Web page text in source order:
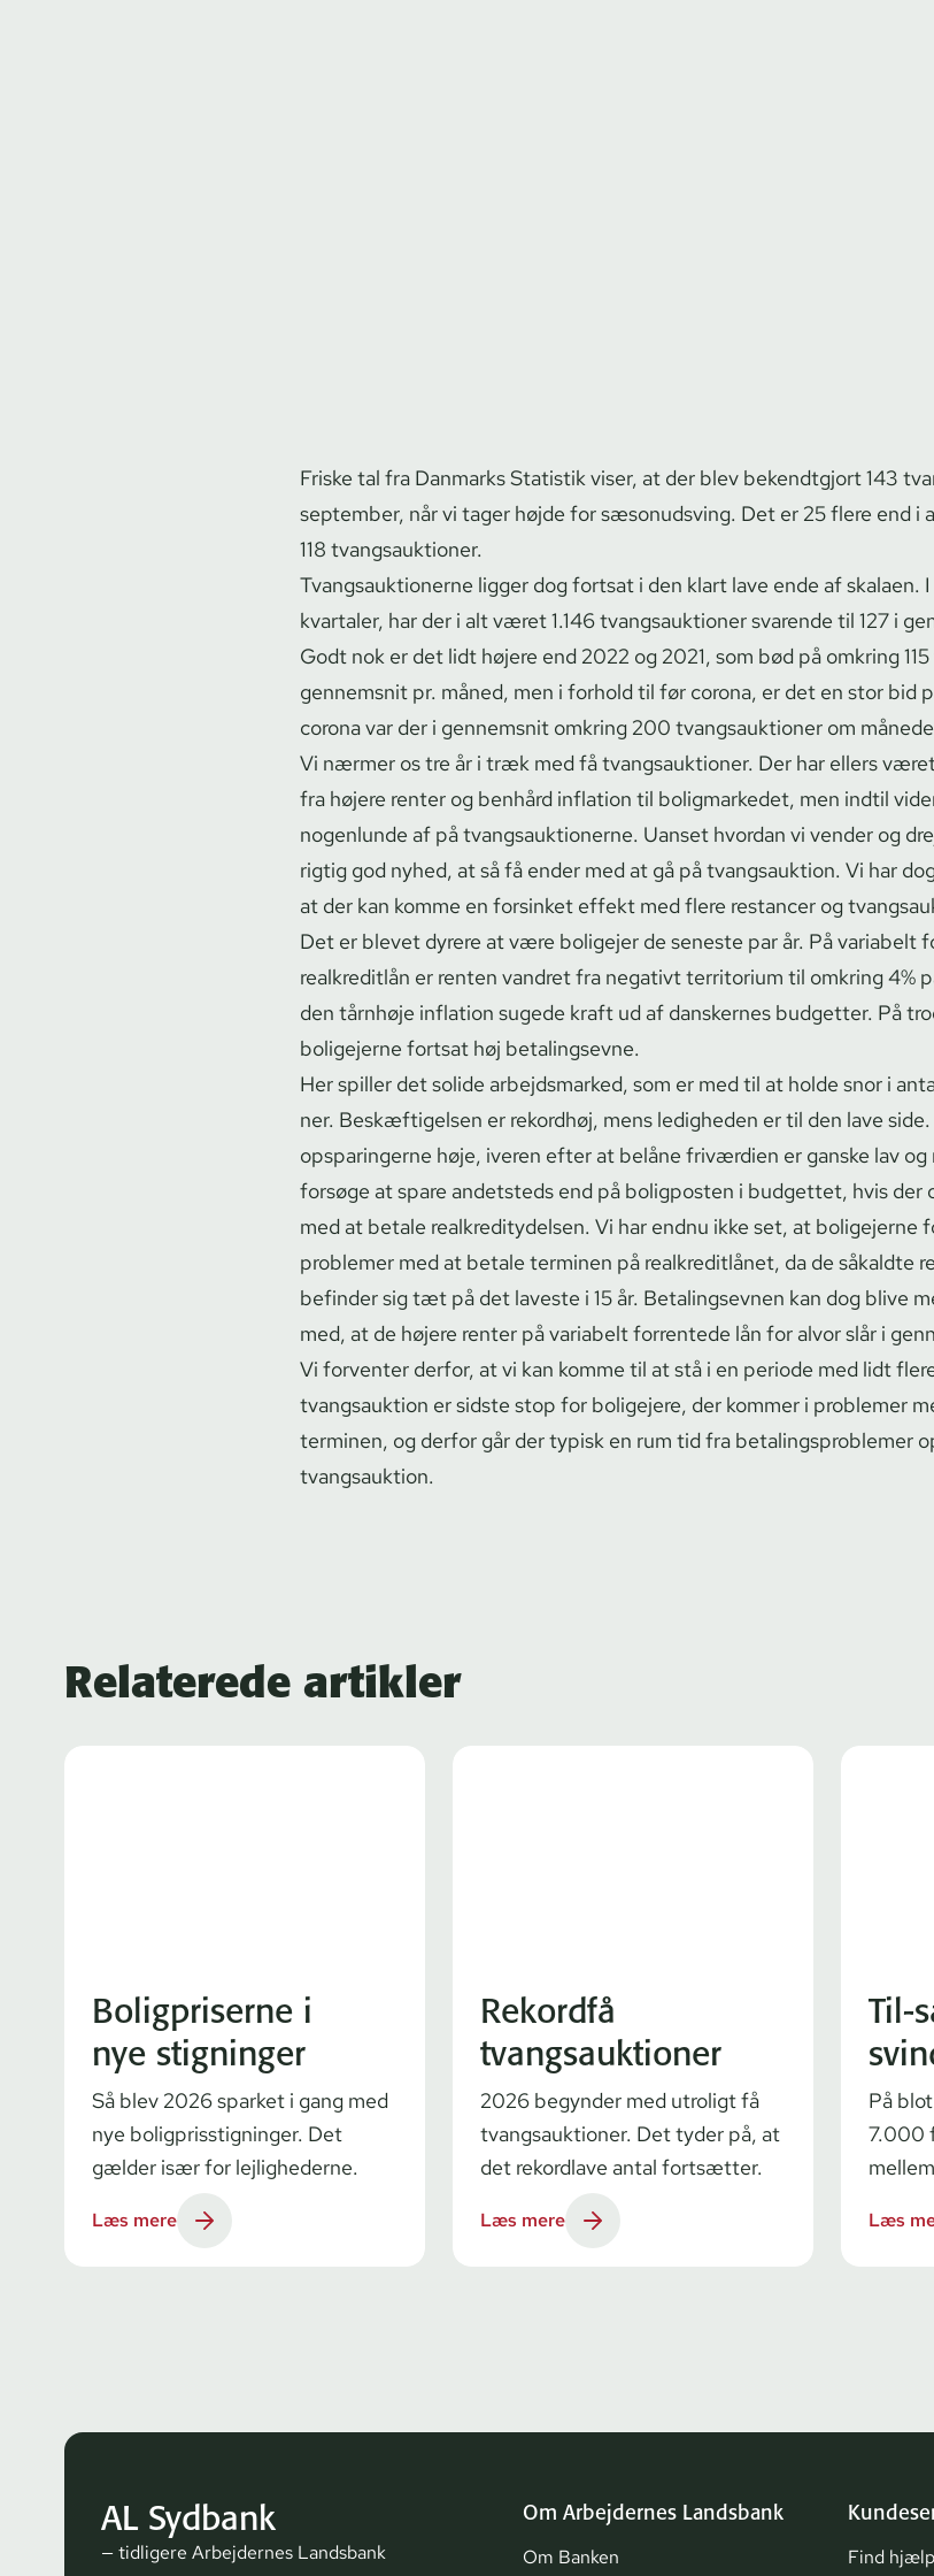
Friske tal fra Danmarks Statistik viser, at der blev bekendtgjort 143
september, når vi tager højde for sæsonudsving. Det er 25 flere end i
118 tvangs­auk­tio­ner.
Tvangs­auk­tio­ner­ne ligger dog fortsat i den klart lave ende af skalaen.
kvartaler, har der i alt været 1.146 tvangs­auk­tio­ner svarende til 127 i
Godt nok er det lidt højere end 2022 og 2021, som bød på omkring
gennemsnit pr. måned, men i forhold til før corona, er det en stor bid
corona var der i gennemsnit omkring 200 tvangs­auk­tio­ner om
Vi nærmer os tre år i træk med få tvangs­auk­tio­ner. Der har ellers
fra højere renter og benhård inflation til boligmarkedet, men indtil
nogenlunde af på tvangs­auk­tio­ner­ne. Uanset hvordan vi vender og
rigtig god nyhed, at så få ender med at gå på tvangsauktion. Vi har
at der kan komme en forsinket effekt med flere restancer og
Det er blevet dyrere at være boligejer de seneste par år. På variabelt
realkreditlån er renten vandret fra negativt territorium til omkring 4%
den tårnhøje inflation sugede kraft ud af danskernes budgetter. På
boligejerne fortsat høj betalingsevne.
Her spiller det solide arbejdsmarked, som er med til at holde snor i
ner. Beskæftigelsen er rekordhøj, mens ledigheden er til den lave
opsparingerne høje, iveren efter at belåne friværdien er ganske lav og
forsøge at spare andetsteds end på boligposten i budgettet, hvis der
med at betale re­al­kre­di­ty­del­sen. Vi har endnu ikke set, at boligejerne
problemer med at betale terminen på re­al­kre­dit­lå­net, da de såkaldte
befinder sig tæt på det laveste i 15 år. Betalingsevnen kan dog blive
med, at de højere renter på variabelt forrentede lån for alvor slår i
Vi forventer derfor, at vi kan komme til at stå i en periode med lidt
tvangsauktion er sidste stop for boligejere, der kommer i problemer
terminen, og derfor går der typisk en rum tid fra be­ta­lings­pro­ble­mer
tvangsauktion.
Relaterede artikler
Boligpriserne i
nye stigninger
Så blev 2026 sparket i gang med
nye boligprisstigninger. Det
gælder især for lejlighederne.
Læs mere
Rekordfå
tvangsauktioner
2026 begynder med utroligt få
tvangsauktioner. Det tyder på, at
det rekordlave antal fortsætter.
Læs mere
Til-
På
7.000
Læs
AL Sydbank
— tidligere Arbejdernes Landsbank
Om Arbejdernes Landsbank
Om Banken
Find hjælp